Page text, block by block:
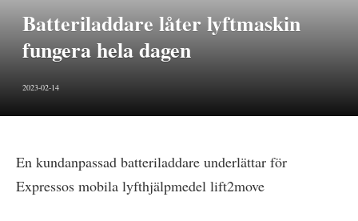
Batteriladdare låter lyftmaskin
fungera hela dagen
2023-02-14
En kundanpassad batteriladdare underlättar för
Expressos mobila lyfthjälpmedel lift2move